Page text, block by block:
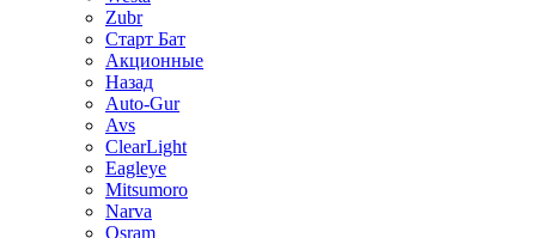
Zubr
Старт Бат
Акционные
Назад
Auto-Gur
Avs
ClearLight
Eagleye
Mitsumoro
Narva
Osram